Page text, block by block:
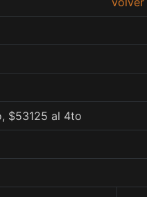
$53125 al 4to